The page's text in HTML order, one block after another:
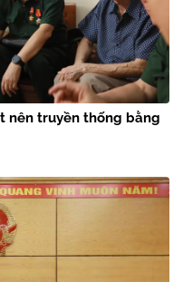
nên truyền thống bằng